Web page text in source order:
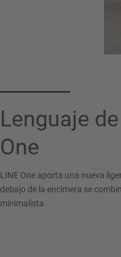
Lenguaje
One
LINE One aporta una nueva
debajo de la encimera se
minimalista.